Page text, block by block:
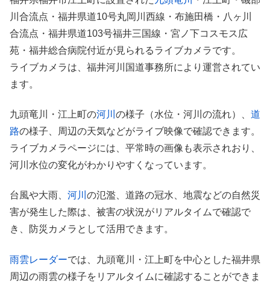
川合流点・福井県道10号丸岡川西線・布施田橋・八ヶ川
合流点・福井県道103号福井三国線・宮ノ下コスモス広
苑・福井総合病院付近が見られるライブカメラです。
ライブカメラは、福井河川国道事務所により運営されてい
ます。
九頭竜川・江上町の河川 の様子（水位・河川の流れ）、 道
路の様子、周辺の天気などがライブ映像で確認できます。
ライブカメラページには、平常時の画像も表示されおり、
河川水位の変化がわかりやすくなっています。
台風や大雨、 河川 の氾濫、道路の冠水、地震などの自然災
害が発生した際は、被害の状況がリアルタイムで確認で
き、防災カメラとして活用できます。
雨雲レーダーでは、九頭竜川・江上町を中心とした福井県
周辺の雨雲の様子をリアルタイムに確認することができま